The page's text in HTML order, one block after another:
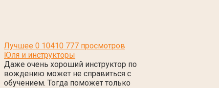
Лучшее 0 10410 777 просмотров
Юля и инструкторы
Даже очень хороший инструктор по
вождению может не справиться с
обучением. Тогда поможет только